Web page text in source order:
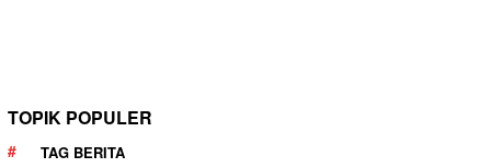
TOPIK POPULER
TAG BERITA